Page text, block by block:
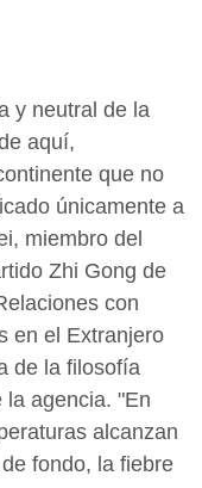
y neutral de la
aquí,
que no
únicamente a
miembro del
Zhi Gong de
con
en el Extranjero
de la filosofía
la agencia. "En
alcanzan
fondo, la fiebre